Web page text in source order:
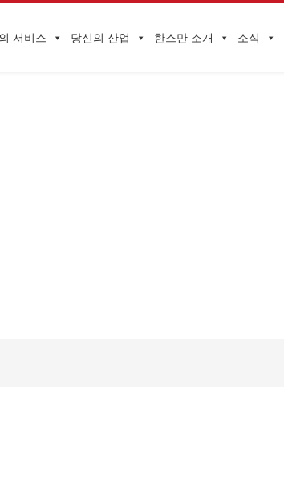
서비스 당신의 산업 한스만 소개 소식